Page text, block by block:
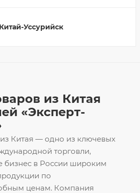
Уссурийск
Китая — одно из ключевых
торговли,
бизнес в России широким
по
ценам. Компания
из Китая
«Эксперт-